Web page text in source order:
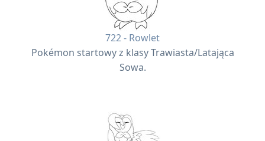
722 - Rowlet
Pokémon startowy z klasy Trawiasta/Latająca
Sowa.